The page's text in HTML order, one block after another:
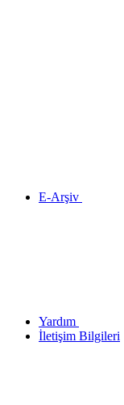
E-Arşiv
Yardım
İletişim Bilgileri